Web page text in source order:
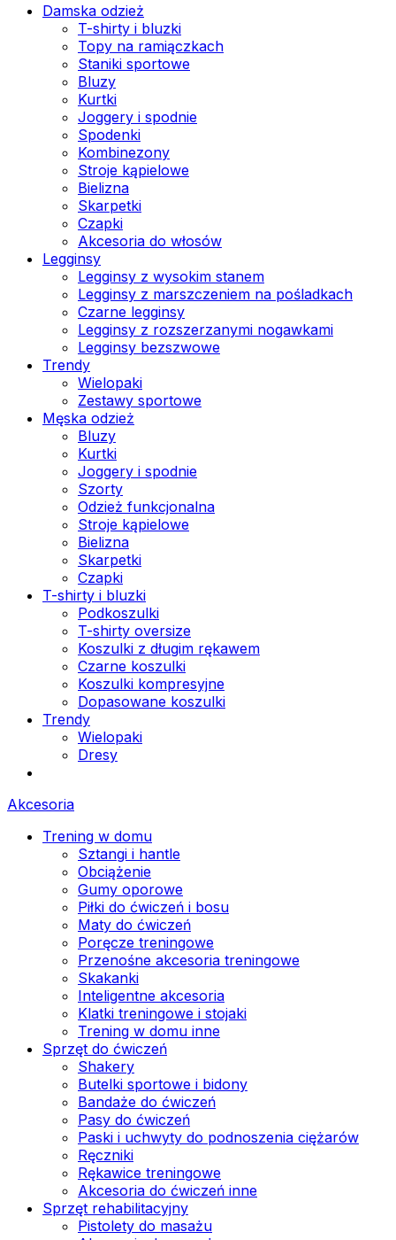
Damska odzież
T-shirty i bluzki
Topy na ramiączkach
Staniki sportowe
Bluzy
Kurtki
Joggery i spodnie
Spodenki
Kombinezony
Stroje kąpielowe
Bielizna
Skarpetki
Czapki
Akcesoria do włosów
Legginsy
Legginsy z wysokim stanem
Legginsy z marszczeniem na pośladkach
Czarne legginsy
Legginsy z rozszerzanymi nogawkami
Legginsy bezszwowe
Trendy
Wielopaki
Zestawy sportowe
Męska odzież
Bluzy
Kurtki
Joggery i spodnie
Szorty
Odzież funkcjonalna
Stroje kąpielowe
Bielizna
Skarpetki
Czapki
T-shirty i bluzki
Podkoszulki
T-shirty oversize
Koszulki z długim rękawem
Czarne koszulki
Koszulki kompresyjne
Dopasowane koszulki
Trendy
Wielopaki
Dresy
Akcesoria
Trening w domu
Sztangi i hantle
Obciążenie
Gumy oporowe
Piłki do ćwiczeń i bosu
Maty do ćwiczeń
Poręcze treningowe
Przenośne akcesoria treningowe
Skakanki
Inteligentne akcesoria
Klatki treningowe i stojaki
Trening w domu inne
Sprzęt do ćwiczeń
Shakery
Butelki sportowe i bidony
Bandaże do ćwiczeń
Pasy do ćwiczeń
Paski i uchwyty do podnoszenia ciężarów
Ręczniki
Rękawice treningowe
Akcesoria do ćwiczeń inne
Sprzęt rehabilitacyjny
Pistolety do masażu